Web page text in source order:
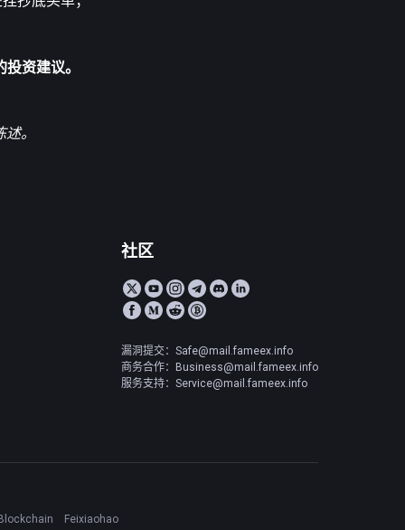
资建议。
。
社区
漏洞提交：Safe@mail.fameex.info
商务合作：Business@mail.fameex.info
服务支持：Service@mail.fameex.info
Feixiaohao